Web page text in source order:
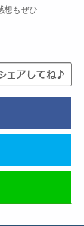
想もぜひ